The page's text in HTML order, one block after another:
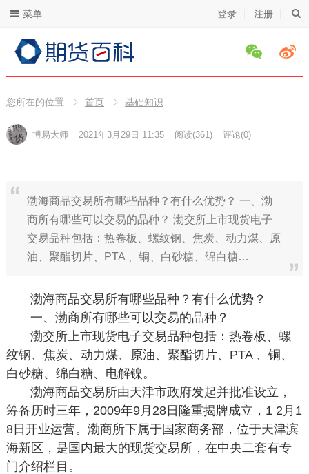
登录 注册
菜单
您所在的位置 首页 基础知识
博易大师 2021年3月29日 11:35 阅读(361) 评论(0)
渤海商品交易所有哪些品种？有什么优势？ 一、渤
商所有哪些可以交易的品种？ 渤交所上市现货电子
交易品种包括：热卷板、螺纹钢、焦炭、动力煤、原
油、聚酯切片、PTA 、铜、白砂糖、绵白糖…
渤海商品交易所有哪些品种？有什么优势？
一、渤商所有哪些可以交易的品种？
渤交所上市现货电子交易品种包括：热卷板、螺
纹钢、焦炭、动力煤、原油、聚酯切片、PTA 、铜、
白砂糖、绵白糖、电解镍。
渤海商品交易所由天津市政府发起并批准设立，
筹备历时三年，2009年9月28日隆重揭牌成立，1 2月1
8日开业运营。渤商所下属于国家商务部，位于天津滨
海新区，是国内最大的现货交易所，在中央二套有专
门介绍栏目。